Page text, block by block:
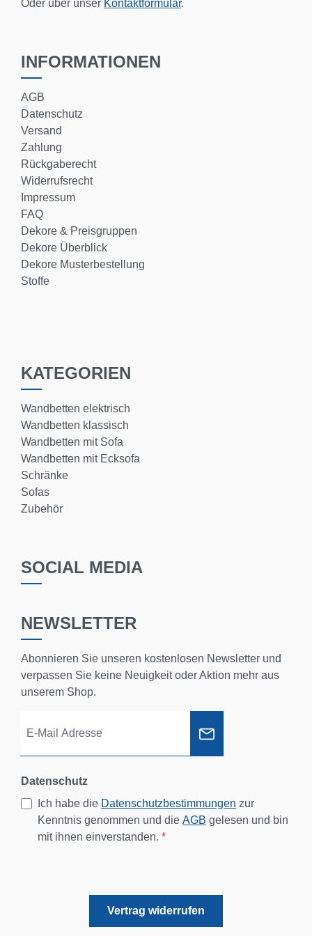
Oder über unser Kontaktformular.
INFORMATIONEN
AGB
Datenschutz
Versand
Zahlung
Rückgaberecht
Widerrufsrecht
Impressum
FAQ
Dekore & Preisgruppen
Dekore Überblick
Dekore Musterbestellung
Stoffe
KATEGORIEN
Wandbetten elektrisch
Wandbetten klassisch
Wandbetten mit Sofa
Wandbetten mit Ecksofa
Schränke
Sofas
Zubehör
SOCIAL MEDIA
NEWSLETTER
Abonnieren Sie unseren kostenlosen Newsletter und
verpassen Sie keine Neuigkeit oder Aktion mehr aus
unserem Shop.
Datenschutz
Ich habe die Datenschutzbestimmungen zur
Kenntnis genommen und die AGB gelesen und bin
mit ihnen einverstanden. *
Vertrag widerrufen